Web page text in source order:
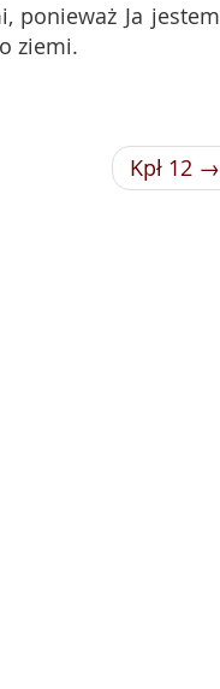
ponieważ Ja jestem
ziemi.
Kpł 12 →